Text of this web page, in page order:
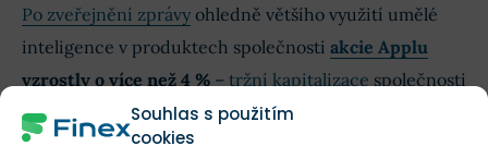
Souhlas s použitím
cookies
Po zveřejnění zprávy ohledně většího využití umělé
inteligence v produktech společnosti akcie Applu
vzrostly o více než 4 % – tržní kapitalizace společnosti
vzrostla o více než 100 miliard dolarů – a
nejlepší jednodenní výkonnost od května 2023